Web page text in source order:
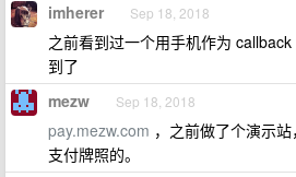
imherer Sep 18, 2018
之前看到过一个用手机作为
到了
mezw Sep 18, 2018
pay.mezw.com ，之前做了个演示
支付牌照的。